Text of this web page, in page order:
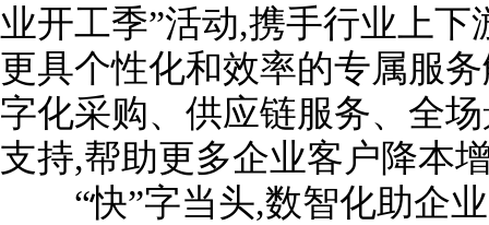
业开工季”活动,携手行业上
更具个性化和效率的专属服
字化采购、供应链服务、全
支持,帮助更多企业客户降本
“快”字当头,数智化助企业